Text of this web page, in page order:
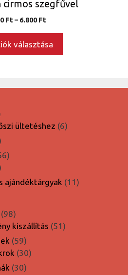
cirmos szegfűvel
Ft – 6.800FtÁrtartomány:
6.800 Ft
választása
ültetéshez 66
256
termék
ajándéktárgyak 1111
9898
termék
kiszállítás 5151
5959
termék
3030
3030